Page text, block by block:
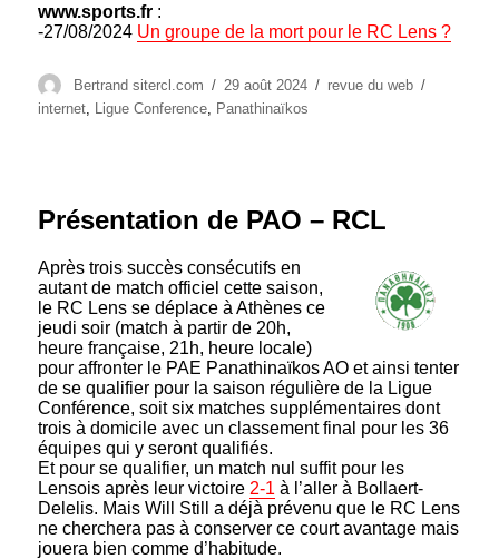
www.sports.fr :
-27/08/2024 Un groupe de la mort pour le RC Lens ?
Auteur
Bertrand sitercl.com
Publié
le
29 août 2024 Catégories
revue du web
internet, Ligue Conference, Panathinaïkos
Présentation de PAO – RCL
Après trois succès consécutifs en
autant de match officiel cette saison,
le RC Lens se déplace à Athènes ce
jeudi soir (match à partir de 20h,
heure française, 21h, heure locale)
pour affronter le PAE Panathinaïkos AO et ainsi tenter
de se qualifier pour la saison régulière de la Ligue
Conférence, soit six matches supplémentaires dont
trois à domicile avec un classement final pour les 36
équipes qui y seront qualifiés.
Et pour se qualifier, un match nul suffit pour les
Lensois après leur victoire 2-1 à l’aller à Bollaert-
Delelis. Mais Will Still a déjà prévenu que le RC Lens
ne cherchera pas à conserver ce court avantage mais
jouera bien comme d’habitude.